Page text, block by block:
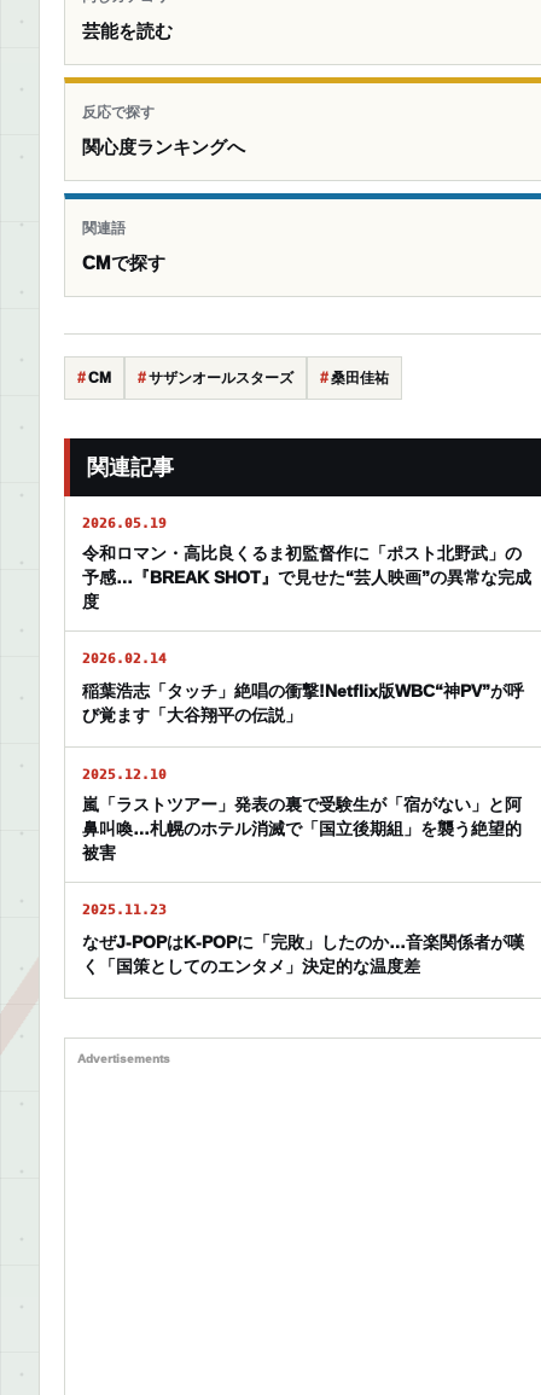
芸能を読む
反応で探す
関心度ランキングへ
関連語
CMで探す
CM サザンオールスターズ 桑田佳祐
関連記事
2026.05.19
令和ロマン・高比良くるま初監督作に「ポスト北野武」の
予感…『BREAK SHOT』で見せた“芸人映画”の異常な完成
度
2026.02.14
稲葉浩志「タッチ」絶唱の衝撃!Netflix版WBC“神PV”が呼
び覚ます「大谷翔平の伝説」
2025.12.10
嵐「ラストツアー」発表の裏で受験生が「宿がない」と阿
鼻叫喚…札幌のホテル消滅で「国立後期組」を襲う絶望的
被害
2025.11.23
なぜJ-POPはK-POPに「完敗」したのか…音楽関係者が嘆
く「国策としてのエンタメ」決定的な温度差
Advertisements